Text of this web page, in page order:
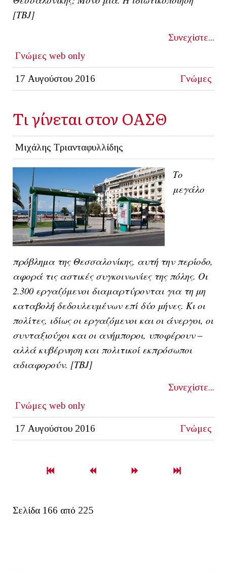
[ΤΒJ]
Συνεχίστε...
Γνώμες web only
17 Αυγούστου 2016 Γνώμες
Tι γίνεται στον ΟΑΣΘ
Μιχάλης Τριανταφυλλίδης
Το
μεγάλο
πρόβλημα της Θεσσαλονίκης, αυτή την περίοδο,
αφορά τις αστικές συγκοινωνίες της πόλης. Οι
2.300 εργαζόμενοι διαμαρτύρονται για τη μη
καταβολή δεδουλευμένων επί δύο μήνες. Κι οι
πολίτες, ιδίως οι εργαζόμενοι και οι άνεργοι, οι
συνταξιούχοι και οι ανήμποροι, υποφέρουν –
αλλά κυβέρνηση και πολιτικοί εκπρόσωποι
αδιαφορούν. [ΤΒJ]
Συνεχίστε...
Γνώμες web only
17 Αυγούστου 2016 Γνώμες
Σελίδα 166 από 225